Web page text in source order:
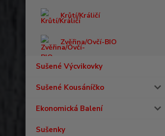
Krůtí/Králičí
Zvěřina/Ovčí-BIO
Sušené Výcvikovky
Sušené Kousáníčko
Ekonomická Balení
Sušenky